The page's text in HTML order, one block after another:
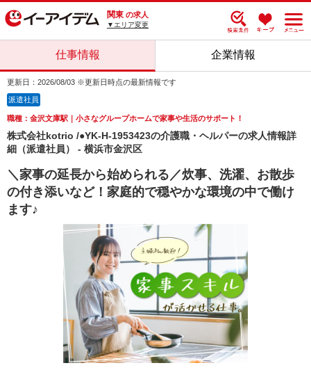
関東 の求人
▼エリア変更
仕事情報 企業情報
更新日：2026/08/03 ※更新日時点の最新情報です
派遣社員
職種：金沢文庫駅｜小さなグループホームで家事や生活のサポート！
株式会社kotrio /●YK-H-1953423の介護職・ヘルパーの求人情報詳
細（派遣社員） - 横浜市金沢区
＼家事の延長から始められる／炊事、洗濯、お散歩
の付き添いなど！家庭的で穏やかな環境の中で働け
ます♪